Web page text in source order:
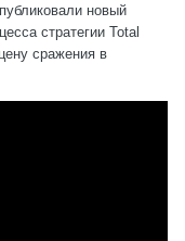
новый
стратегии Total
сражения в